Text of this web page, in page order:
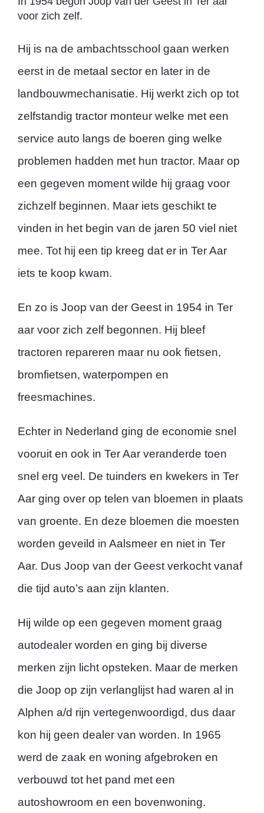
Werkplaats afspraak
Banden
Service
Schade
Contact
voor zich zelf.
Hij is na de ambachtsschool gaan werken
eerst in de metaal sector en later in de
landbouwmechanisatie. Hij werkt zich op tot
zelfstandig tractor monteur welke met een
service auto langs de boeren ging welke
problemen hadden met hun tractor. Maar op
een gegeven moment wilde hij graag voor
zichzelf beginnen. Maar iets geschikt te
vinden in het begin van de jaren 50 viel niet
mee. Tot hij een tip kreeg dat er in Ter Aar
iets te koop kwam.
En zo is Joop van der Geest in 1954 in Ter
aar voor zich zelf begonnen. Hij bleef
tractoren repareren maar nu ook fietsen,
bromfietsen, waterpompen en
freesmachines.
Echter in Nederland ging de economie snel
vooruit en ook in Ter Aar veranderde toen
snel erg veel. De tuinders en kwekers in Ter
Aar ging over op telen van bloemen in plaats
van groente. En deze bloemen die moesten
worden geveild in Aalsmeer en niet in Ter
Aar. Dus Joop van der Geest verkocht vanaf
die tijd auto’s aan zijn klanten.
Hij wilde op een gegeven moment graag
autodealer worden en ging bij diverse
merken zijn licht opsteken. Maar de merken
die Joop op zijn verlanglijst had waren al in
Alphen a/d rijn vertegenwoordigd, dus daar
kon hij geen dealer van worden. In 1965
werd de zaak en woning afgebroken en
verbouwd tot het pand met een
autoshowroom en een bovenwoning.